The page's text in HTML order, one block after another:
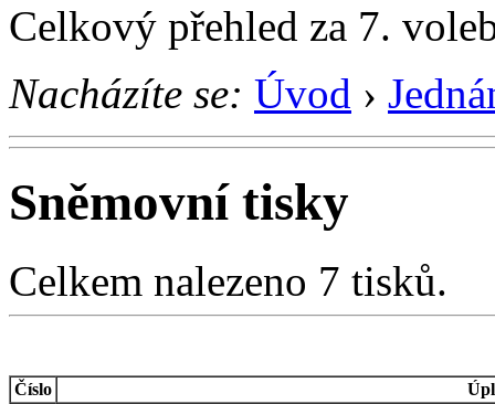
Celkový přehled za 7.
Nacházíte se: Úvod ›
Sněmovní tisky
Celkem nalezeno 7 tisků.
Číslo